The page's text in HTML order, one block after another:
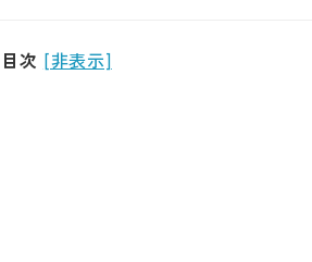
目次 [非表示]